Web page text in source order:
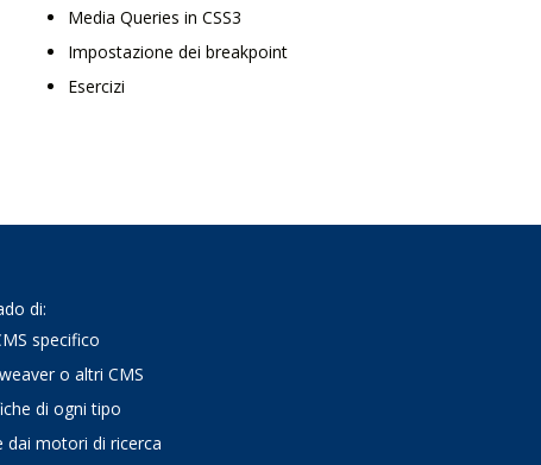
Media Queries in CSS3
Impostazione dei breakpoint
Esercizi
di:
specifico
o altri CMS
di ogni tipo
dai motori di ricerca